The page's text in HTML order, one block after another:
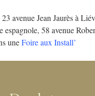
avenue Jean Jaurès à
espagnole, 58 avenue
uneFoire aux Install’